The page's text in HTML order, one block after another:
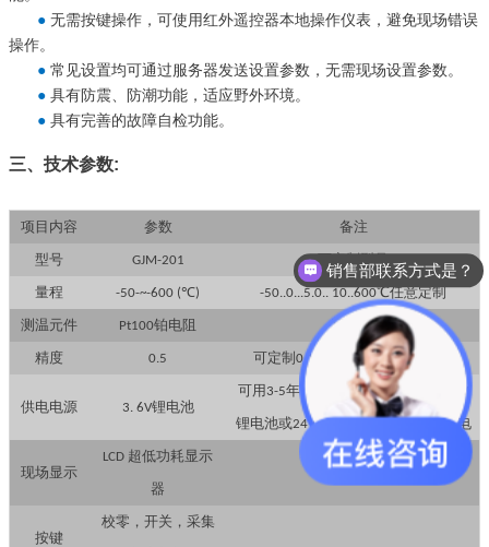
● 无需按键操作，可使用红外遥控器本地操作仪表，避免现场错误
操作。
● 常见设置均可通过服务器发送设置参数，无需现场设置参数。
● 具有防震、防潮功能，适应野外环境。
● 具有完善的故障自检功能。
三、技术参数:
项目内容 参数
备注
型号
GJM-201
可定制型号
量程
-50-~-600 (℃) -50..0...5.0.. 10..600℃任意定制
测温元件
Pt100铂电阻
可定制
精度
0.5 可定制 0.15, 0.25高精度价格另议
供电电源 3. 6V锂电池
可用 3-5年，根据采集频率决定， 3.6V
锂电池或24V电源可选，可选用双供电
现场显示
LCD 超低功耗显示
器
按键
校零，开关，采集
销售部联系方式是？